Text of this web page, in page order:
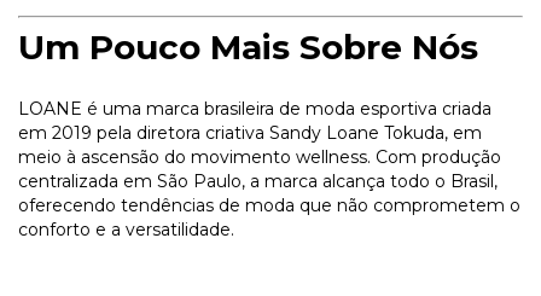
Um Pouco Mais Sobre Nós
LOANE é uma marca brasileira de moda esportiva criada
em 2019 pela diretora criativa Sandy Loane Tokuda, em
meio à ascensão do movimento wellness. Com produção
centralizada em São Paulo, a marca alcança todo o Brasil,
oferecendo tendências de moda que não comprometem o
conforto e a versatilidade.